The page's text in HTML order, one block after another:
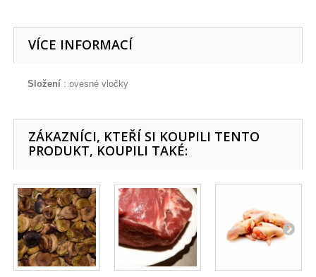
VÍCE INFORMACÍ
Složení : ovesné vločky
ZÁKAZNÍCI, KTEŘÍ SI KOUPILI TENTO
PRODUKT, KOUPILI TAKÉ: